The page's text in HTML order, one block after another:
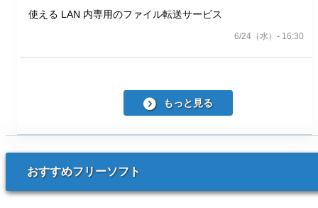
使える LAN 内専用のファイル転送サービス
6/24（水）- 16:30
もっと見る
おすすめフリーソフト